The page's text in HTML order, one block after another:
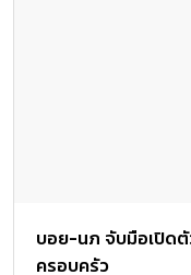
บอย-นภ จับมือเปิดตั
ครอบครัว